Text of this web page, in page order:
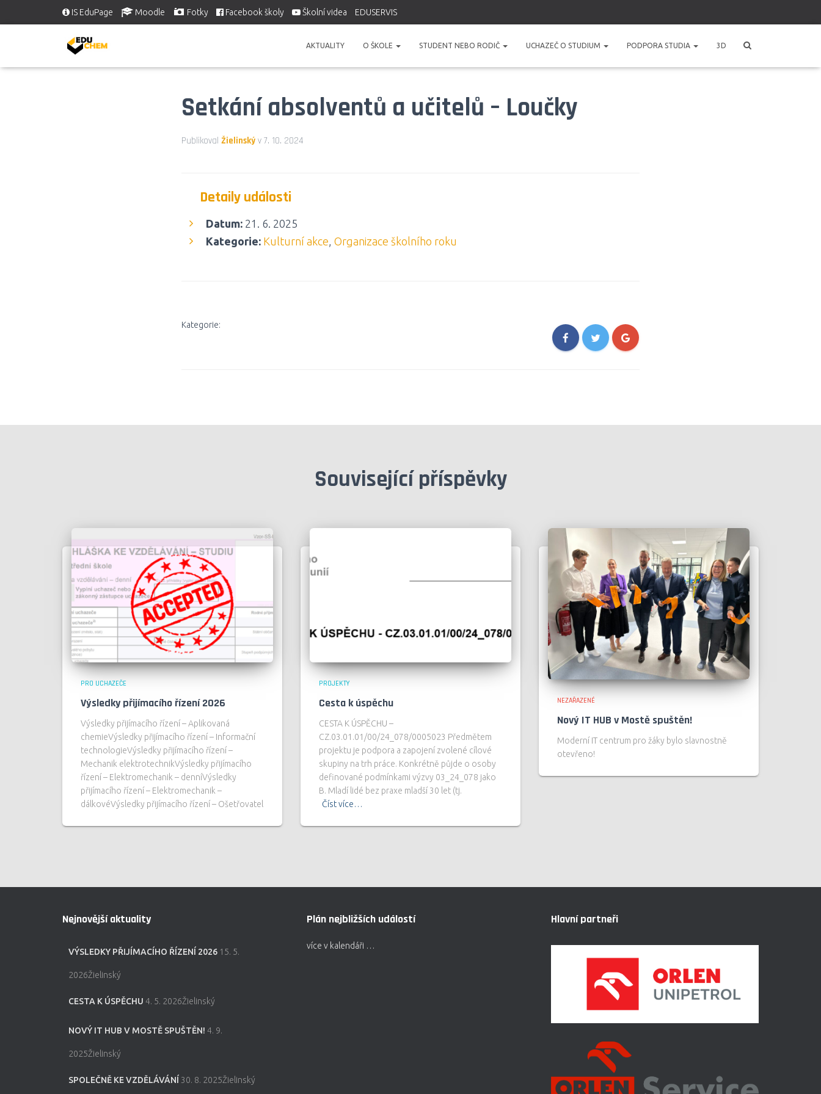
IS EduPage Moodle Fotky Facebook školy Školní videa EDUSERVIS
AKTUALITY O ŠKOLE STUDENT NEBO RODIČ UCHAZEČ O STUDIUM PODPORA STUDIA 3D
Setkání absolventů a učitelů – Loučky
Publikoval Žielinský v 7. 10. 2024
Detaily události
Datum: 21. 6. 2025
Kategorie: Kulturní akce, Organizace školního roku
Kategorie:
Související příspěvky
PRO UCHAZEČE
Výsledky přijímacího řízení 2026
Výsledky přijímacího řízení – Aplikovaná
chemieVýsledky přijímacího řízení – Informační
technologieVýsledky přijímacího řízení –
Mechanik elektrotechnikVýsledky přijímacího
řízení – Elektromechanik – denníVýsledky
přijímacího řízení – Elektromechanik –
dálkovéVýsledky přijímacího řízení – Ošetřovatel
PROJEKTY
Cesta k úspěchu
CESTA K ÚSPĚCHU –
CZ.03.01.01/00/24_078/0005023 Předmětem
projektu je podpora a zapojení zvolené cílové
skupiny na trh práce. Konkrétně půjde o osoby
definované podmínkami výzvy 03_24_078 jako
B. Mladí lidé bez praxe mladší 30 let (tj.
Číst více…
NEZAŘAZENÉ
Nový IT HUB v Mostě spuštěn!
Moderní IT centrum pro žáky bylo slavnostně
otevřeno!
Nejnovější aktuality
VÝSLEDKY PŘIJÍMACÍHO ŘÍZENÍ 2026 15. 5.
2026Žielinský
CESTA K ÚSPĚCHU 4. 5. 2026Žielinský
NOVÝ IT HUB V MOSTĚ SPUŠTĚN! 4. 9.
2025Žielinský
SPOLEČNĚ KE VZDĚLÁVÁNÍ 30. 8. 2025Žielinský
Plán nejbližších událostí
více v kalendáři …
Hlavní partneři